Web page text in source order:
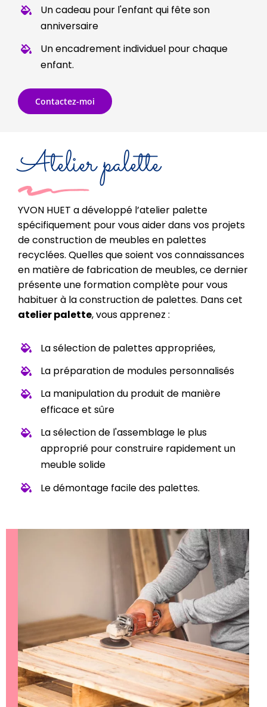
Un cadeau pour l'enfant qui fête son
anniversaire
Un encadrement individuel pour chaque
enfant.
Contactez-moi
Atelier palette
YVON HUET a développé l’atelier palette
spécifiquement pour vous aider dans vos projets
de construction de meubles en palettes
recyclées. Quelles que soient vos connaissances
en matière de fabrication de meubles, ce dernier
présente une formation complète pour vous
habituer à la construction de palettes. Dans cet
atelier palette, vous apprenez :
La sélection de palettes appropriées,
La préparation de modules personnalisés
La manipulation du produit de manière
efficace et sûre
La sélection de l'assemblage le plus
approprié pour construire rapidement un
meuble solide
Le démontage facile des palettes.